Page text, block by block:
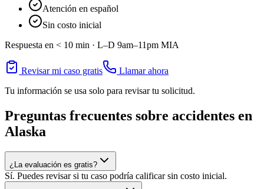
Atención en español
Sin costo inicial
Respuesta en < 10 min · L–D 9am–11pm MIA
Revisar mi caso gratis
Llamar ahora
Tu información se usa solo para revisar tu solicitud.
Preguntas frecuentes sobre accidentes en
Alaska
¿La evaluación es gratis?
Sí. Puedes revisar si tu caso podría calificar sin costo inicial.